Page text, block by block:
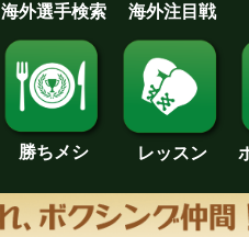
海外選手検索 海外注目戦
勝ちメシ レッスン